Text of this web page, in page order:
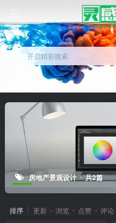
开启精彩搜索
房地产景观设计 共2篇
排序 更新 浏览 点赞 评论